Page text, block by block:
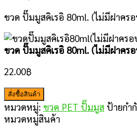
ขวด ปั๊มมูสคิเรอิ 80ml. (ไม่มีฝาคร
ขวด ปั๊มมูสคิเรอิ 80ml. (ไม่มีฝาคร
22.00฿
สั่งซื้อสินค้า
หมวดหมู่: ขวด PET ปั๊มมูส ป้ายกำ
หมวดหมู่สินค้า